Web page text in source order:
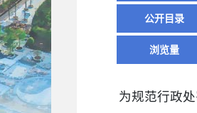
公开目录
浏览量
为规范行政